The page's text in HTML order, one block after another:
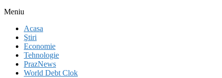
Meniu
Acasa
Ştiri
Economie
Tehnologie
PrazNews
World Debt Clok